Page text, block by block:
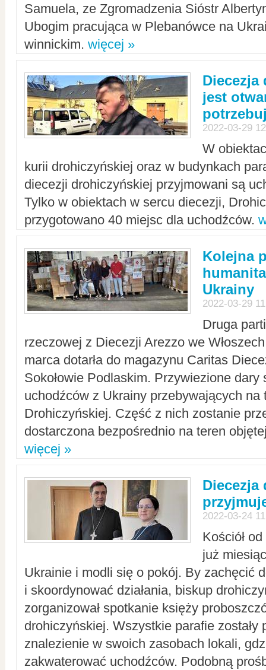
Samuela, ze Zgromadzenia Sióstr
Ubogim pracująca w Plebanówce na
winnickim. więcej »
Diecezja
jest
2022-03-29
W
kurii drohiczyńskiej oraz w budynkach
diecezji drohiczyńskiej przyjmowani są
Tylko w obiektach w sercu diecezji,
przygotowano 40 miejsc dla uchodźców.
Kolejna
Ukrainy
2022-03-29
Druga
rzeczowej z Diecezji Arezzo we
marca dotarła do magazynu Caritas
Sokołowie Podlaskim. Przywiezione dary
uchodźców z Ukrainy przebywających na
Drohiczyńskiej. Część z nich zostanie
dostarczona bezpośrednio na teren
więcej »
Diecezja
2022-03-24
Kościół
już
Ukrainie i modli się o pokój. By zachęcić
i skoordynować działania, biskup
zorganizował spotkanie księży
drohiczyńskiej. Wszystkie parafie zostały
znalezienie w swoich zasobach lokali,
zakwaterować uchodźców. Podobną